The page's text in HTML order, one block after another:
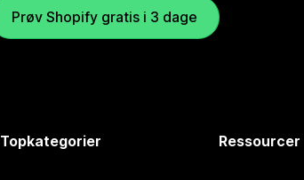
Prøv Shopify gratis i 3 dage
Topkategorier Ressourcer